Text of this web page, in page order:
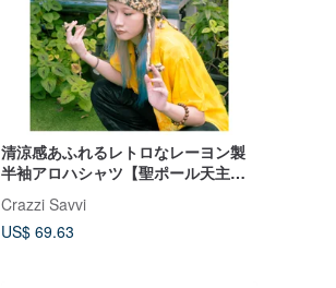
清涼感あふれるレトロなレーヨン製
半袖アロハシャツ【聖ポール天主堂
跡】
Crazzi Savvi
US$ 69.63